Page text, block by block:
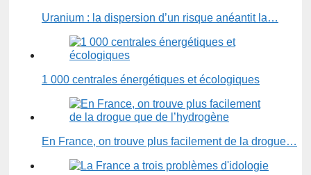
Uranium : la dispersion d’un risque anéantit la…
1 000 centrales énergétiques et écologiques
En France, on trouve plus facilement de la drogue…